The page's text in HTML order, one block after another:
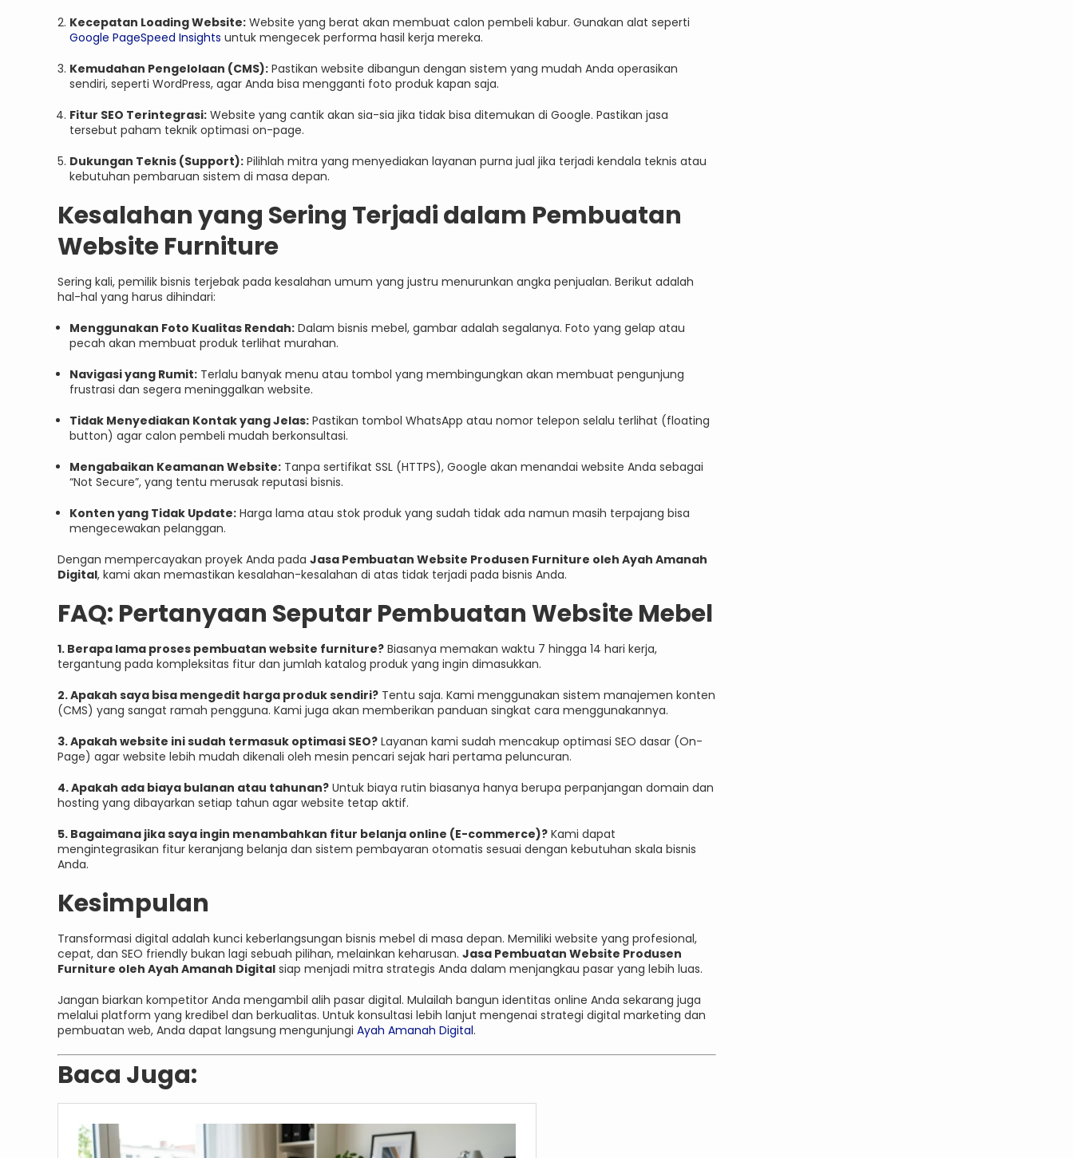
Kecepatan Loading Website: Website yang berat akan membuat calon pembeli kabur. Gunakan alat seperti
Google PageSpeed Insights untuk mengecek performa hasil kerja mereka.
Kemudahan Pengelolaan (CMS): Pastikan website dibangun dengan sistem yang mudah Anda operasikan
sendiri, seperti WordPress, agar Anda bisa mengganti foto produk kapan saja.
Fitur SEO Terintegrasi: Website yang cantik akan sia-sia jika tidak bisa ditemukan di Google. Pastikan jasa
tersebut paham teknik optimasi on-page.
Dukungan Teknis (Support): Pilihlah mitra yang menyediakan layanan purna jual jika terjadi kendala teknis atau
kebutuhan pembaruan sistem di masa depan.
Kesalahan yang Sering Terjadi dalam Pembuatan
Website Furniture
Sering kali, pemilik bisnis terjebak pada kesalahan umum yang justru menurunkan angka penjualan. Berikut adalah
hal-hal yang harus dihindari:
Menggunakan Foto Kualitas Rendah: Dalam bisnis mebel, gambar adalah segalanya. Foto yang gelap atau
pecah akan membuat produk terlihat murahan.
Navigasi yang Rumit: Terlalu banyak menu atau tombol yang membingungkan akan membuat pengunjung
frustrasi dan segera meninggalkan website.
Tidak Menyediakan Kontak yang Jelas: Pastikan tombol WhatsApp atau nomor telepon selalu terlihat (floating
button) agar calon pembeli mudah berkonsultasi.
Mengabaikan Keamanan Website: Tanpa sertifikat SSL (HTTPS), Google akan menandai website Anda sebagai
“Not Secure”, yang tentu merusak reputasi bisnis.
Konten yang Tidak Update: Harga lama atau stok produk yang sudah tidak ada namun masih terpajang bisa
mengecewakan pelanggan.
Dengan mempercayakan proyek Anda pada Jasa Pembuatan Website Produsen Furniture oleh Ayah Amanah
Digital, kami akan memastikan kesalahan-kesalahan di atas tidak terjadi pada bisnis Anda.
FAQ: Pertanyaan Seputar Pembuatan Website Mebel
1. Berapa lama proses pembuatan website furniture? Biasanya memakan waktu 7 hingga 14 hari kerja,
tergantung pada kompleksitas fitur dan jumlah katalog produk yang ingin dimasukkan.
2. Apakah saya bisa mengedit harga produk sendiri? Tentu saja. Kami menggunakan sistem manajemen konten
(CMS) yang sangat ramah pengguna. Kami juga akan memberikan panduan singkat cara menggunakannya.
3. Apakah website ini sudah termasuk optimasi SEO? Layanan kami sudah mencakup optimasi SEO dasar (On-
Page) agar website lebih mudah dikenali oleh mesin pencari sejak hari pertama peluncuran.
4. Apakah ada biaya bulanan atau tahunan? Untuk biaya rutin biasanya hanya berupa perpanjangan domain dan
hosting yang dibayarkan setiap tahun agar website tetap aktif.
5. Bagaimana jika saya ingin menambahkan fitur belanja online (E-commerce)? Kami dapat
mengintegrasikan fitur keranjang belanja dan sistem pembayaran otomatis sesuai dengan kebutuhan skala bisnis
Anda.
Kesimpulan
Transformasi digital adalah kunci keberlangsungan bisnis mebel di masa depan. Memiliki website yang profesional,
cepat, dan SEO friendly bukan lagi sebuah pilihan, melainkan keharusan. Jasa Pembuatan Website Produsen
Furniture oleh Ayah Amanah Digital siap menjadi mitra strategis Anda dalam menjangkau pasar yang lebih luas.
Jangan biarkan kompetitor Anda mengambil alih pasar digital. Mulailah bangun identitas online Anda sekarang juga
melalui platform yang kredibel dan berkualitas. Untuk konsultasi lebih lanjut mengenai strategi digital marketing dan
pembuatan web, Anda dapat langsung mengunjungi Ayah Amanah Digital.
Baca Juga: